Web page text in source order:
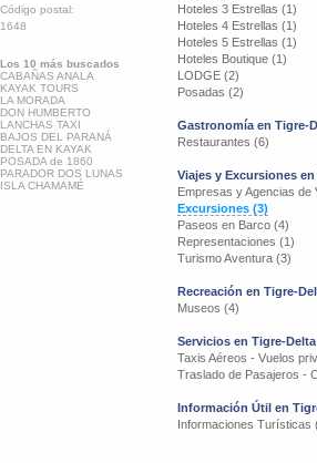
Código postal:
1648
Los 10 más buscados
CABAÑAS ANALA
KAYAK TOURS
LA MORADA
DON HUMBERTO
LANCHAS TAXI
BAJOS DEL PARANÁ
DELTA EN KAYAK
POSADA de 1860
PARADOR DOS LUNAS
ISLA CHAMAMÉ
Hoteles 3 Estrellas (1)
Hoteles 4 Estrellas (1)
Hoteles 5 Estrellas (1)
Hoteles Boutique (1)
LODGE (2)
Posadas (2)
Gastronomía en Tigre-
Restaurantes (6)
Viajes y Excursiones
Empresas y Agencias de
Excursiones (3)
Paseos en Barco (4)
Representaciones (1)
Turismo Aventura (3)
Recreación en Tigre-
Museos (4)
Servicios en Tigre-Delta
Taxis Aéreos - Vuelos
Traslado de Pasajeros -
Información Útil en
Informaciones Turísticas